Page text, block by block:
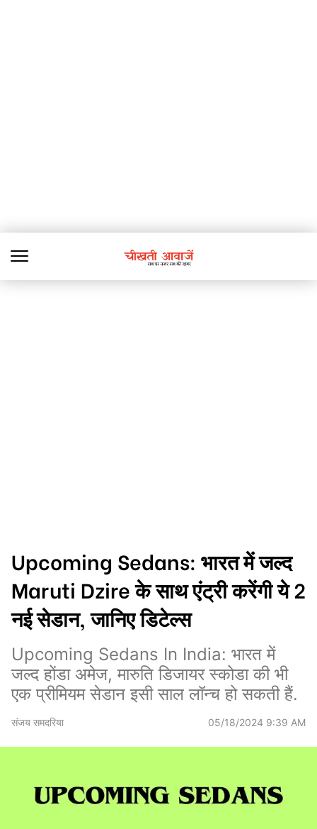
Upcoming Sedans: भारत में जल्द
Maruti Dzire के साथ एंट्री करेंगी ये 2
नई सेडान, जानिए डिटेल्स
Upcoming Sedans In India: भारत में
जल्द होंडा अमेज, मारुति डिजायर स्कोडा की भी
एक प्रीमियम सेडान इसी साल लॉन्च हो सकती हैं.
संजय समदरिया 05/18/2024 9:39 AM